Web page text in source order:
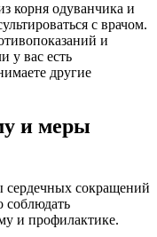
корня одуванчика и
с врачом.
и
у вас есть
другие
и меры
сердечных сокращений
соблюдать
и профилактике.